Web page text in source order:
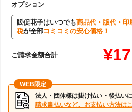
オプション
販促花子はいつでも商品代・版代・印
税が全部コミコミの安心価格！
ご請求金額合計
WEB限定
法人・団体様は掛け払い・後払い
請求書払いなど、お支払い方法は